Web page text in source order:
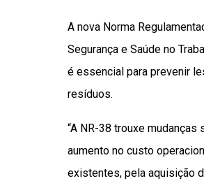
A nova Norma
Segurança e Saúde no
é essencial para prevenir
resíduos.
“A NR-38 trouxe
aumento no custo
existentes, pela aquisição